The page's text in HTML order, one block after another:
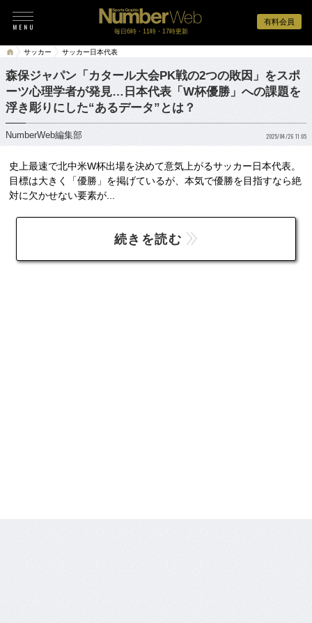
有料会員
毎日6時・11時・17時更新
サッカー サッカー日本代表
森保ジャパン「カタール大会PK戦の2つの敗因」をスポ
ーツ心理学者が発見…日本代表「W杯優勝」への課題を
浮き彫りにした“あるデータ”とは？
NumberWeb編集部 2025/04/26 11:05
史上最速で北中米W杯出場を決めて意気上がるサッカー日本代表。
目標は大きく「優勝」を掲げているが、本気で優勝を目指すなら絶
対に欠かせない要素が...
続きを読む